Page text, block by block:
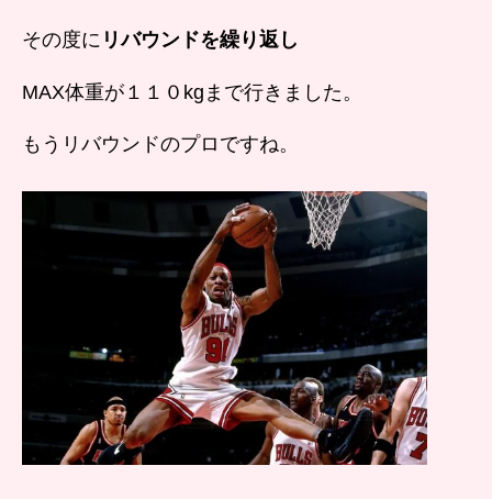
その度に リバウンドを繰り返し
MAX体重が１１０kgまで行きました。
もうリバウンドのプロですね。